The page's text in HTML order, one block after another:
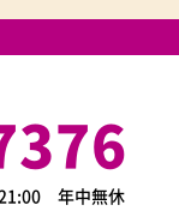
年中無休